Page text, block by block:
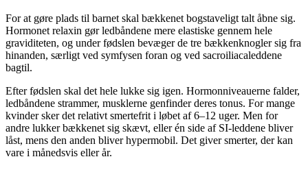
For at gøre plads til barnet skal bækkenet bogstaveligt talt åbne sig.
Hormonet relaxin gør ledbåndene mere elastiske gennem hele
graviditeten, og under fødslen bevæger de tre bækkenknogler sig fra
hinanden, særligt ved symfysen foran og ved sacroiliacaleddene
bagtil.
Efter fødslen skal det hele lukke sig igen. Hormonniveauerne falder,
ledbåndene strammer, musklerne genfinder deres tonus. For mange
kvinder sker det relativt smertefrit i løbet af 6–12 uger. Men for
andre lukker bækkenet sig skævt, eller én side af SI-leddene bliver
låst, mens den anden bliver hypermobil. Det giver smerter, der kan
vare i månedsvis eller år.